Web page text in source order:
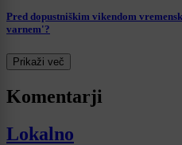
Pred dopustniškim vikendom
varnem'?
Prikaži več
Komentarji
Lokalno